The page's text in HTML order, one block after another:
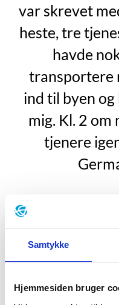
Samtykke
Hjemmesiden bruger
var skrevet
heste, tre
havde
transportere
ind til byen
mig. Kl. 2 om
tjenere
Alexandre Dumas’ liv
højromantiske stof
Farmoren var en